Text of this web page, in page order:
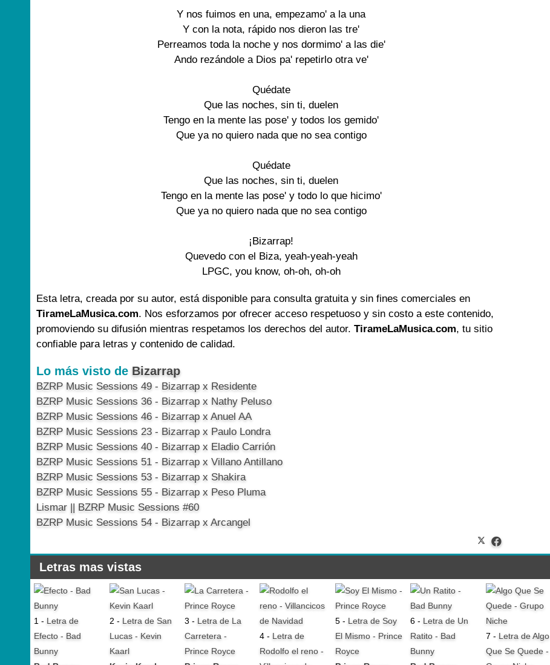
Y nos fuimos en una, empezamo' a la una
Y con la nota, rápido nos dieron las tre'
Perreamos toda la noche y nos dormimo' a las die'
Ando rezándole a Dios pa' repetirlo otra ve'
Quédate
Que las noches, sin ti, duelen
Tengo en la mente las pose' y todos los gemido'
Que ya no quiero nada que no sea contigo
Quédate
Que las noches, sin ti, duelen
Tengo en la mente las pose' y todo lo que hicimo'
Que ya no quiero nada que no sea contigo
¡Bizarrap!
Quevedo con el Biza, yeah-yeah-yeah
LPGC, you know, oh-oh, oh-oh
Esta letra, creada por su autor, está disponible para consulta gratuita y sin fines comerciales en
TirameLaMusica.com. Nos esforzamos por ofrecer acceso respetuoso y sin costo a este contenido,
promoviendo su difusión mientras respetamos los derechos del autor. TirameLaMusica.com, tu sitio
confiable para letras y contenido de calidad.
Lo más visto de Bizarrap
BZRP Music Sessions 49 - Bizarrap x Residente
BZRP Music Sessions 36 - Bizarrap x Nathy Peluso
BZRP Music Sessions 46 - Bizarrap x Anuel AA
BZRP Music Sessions 23 - Bizarrap x Paulo Londra
BZRP Music Sessions 40 - Bizarrap x Eladio Carrión
BZRP Music Sessions 51 - Bizarrap x Villano Antillano
BZRP Music Sessions 53 - Bizarrap x Shakira
BZRP Music Sessions 55 - Bizarrap x Peso Pluma
Lismar || BZRP Music Sessions #60
BZRP Music Sessions 54 - Bizarrap x Arcangel
Letras mas vistas
1 - Letra de
Efecto - Bad
Bunny
2 - Letra de San
Lucas - Kevin
Kaarl
3 - Letra de La
Carretera -
Prince Royce
4 - Letra de
Rodolfo el reno -
5 - Letra de Soy
El Mismo - Prince
Royce
6 - Letra de Un
Ratito - Bad
Bunny
7 - Letra de Algo
Que Se Quede -